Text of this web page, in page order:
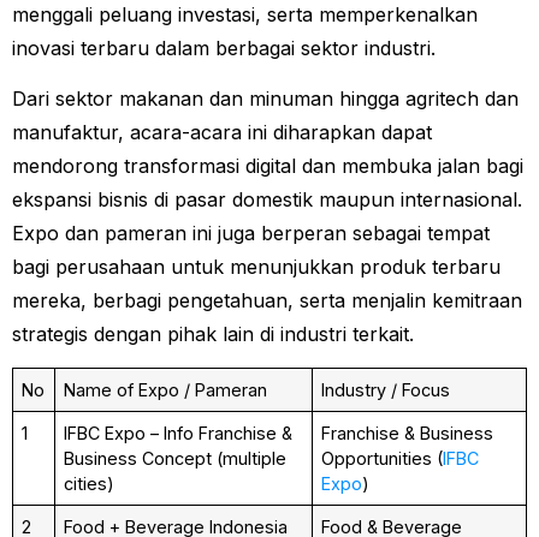
menggali peluang investasi, serta memperkenalkan
inovasi terbaru dalam berbagai sektor industri.
Dari sektor makanan dan minuman hingga agritech dan
manufaktur, acara-acara ini diharapkan dapat
mendorong transformasi digital dan membuka jalan bagi
ekspansi bisnis di pasar domestik maupun internasional.
Expo dan pameran ini juga berperan sebagai tempat
bagi perusahaan untuk menunjukkan produk terbaru
mereka, berbagi pengetahuan, serta menjalin kemitraan
strategis dengan pihak lain di industri terkait.
No Name of Expo / Pameran Industry / Focus
1
IFBC Expo – Info Franchise &
Business Concept (multiple
cities)
Franchise & Business
Opportunities (IFBC
Expo)
2
Food + Beverage Indonesia
Food & Beverage